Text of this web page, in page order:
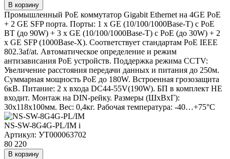
В корзину
Промышленный PoE коммутатор Gigabit Ethernet на 4GE PoE
+ 2 GE SFP порта. Порты: 1 x GE (10/100/1000Base-T) с PoE
BT (до 90W) + 3 x GE (10/100/1000Base-T) с PoE (до 30W) + 2
x GE SFP (1000Base-X). Соответствует стандартам PoE IEEE
802.3af/at. Автоматическое определение и режим
антизависания PoE устройств. Поддержка режима CCTV:
Увеличение расстояния передачи данных и питания до 250м.
Суммарная мощность PoE до 180W. Встроенная грозозащита
6кВ. Питание: 2 x входа DC44-55V(190W). БП в комплект НЕ
входит. Монтаж на DIN-рейку. Размеры (ШхВхГ):
30x118x100мм. Вес: 0,4кг. Рабочая температура: -40…+75°С
NS-SW-8G4G-PL/IM i
Артикул: УТ000063702
80 220
В корзину